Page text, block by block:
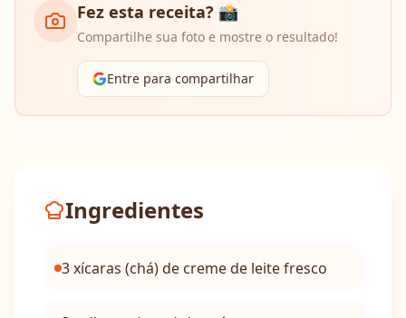
Fez esta receita? 📸
Compartilhe sua foto e mostre o resultado!
Entre para compartilhar
Ingredientes
3 xícaras (chá) de creme de leite fresco